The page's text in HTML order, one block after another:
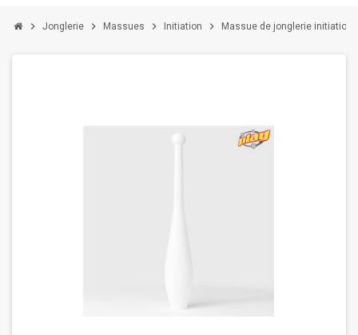
chevron_right Jonglerie chevron_right Massues chevron_right Initiation chevron_right Massue de jonglerie initiation